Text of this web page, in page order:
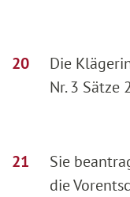
Die
Nr. 3 Sätze
Sie
die